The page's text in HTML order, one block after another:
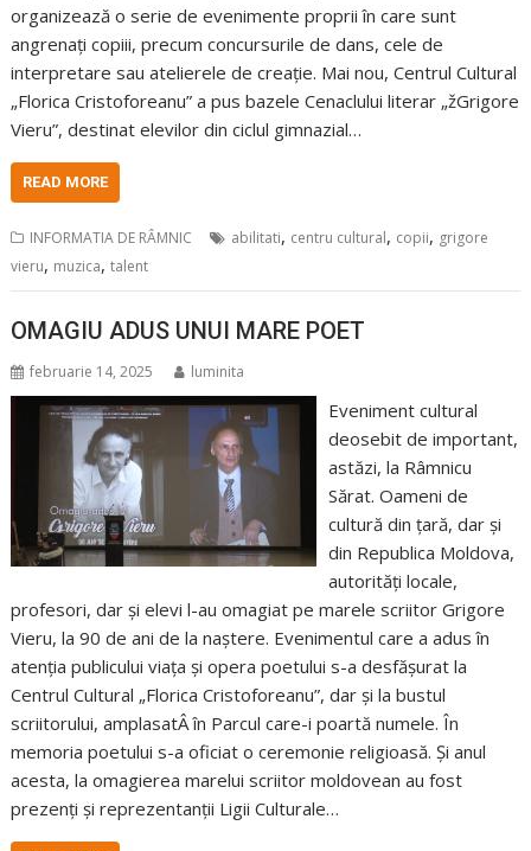
organizează o serie de evenimente proprii în care sunt
angrenați copiii, precum concursurile de dans, cele de
interpretare sau atelierele de creație. Mai nou, Centrul Cultural
„Florica Cristoforeanu” a pus bazele Cenaclului literar „žGrigore
Vieru”, destinat elevilor din ciclul gimnazial…
READ MORE
INFORMATIA DE RÂMNIC abilitati, centru cultural, copii, grigore
vieru, muzica,talent
OMAGIU ADUS UNUI MARE POET
februarie 14, 2025 luminita
Eveniment cultural
deosebit de important,
astăzi, la Râmnicu
Sărat. Oameni de
cultură din țară, dar și
din Republica Moldova,
autorități locale,
profesori, dar și elevi l-au omagiat pe marele scriitor Grigore
Vieru, la 90 de ani de la naștere. Evenimentul care a adus în
atenția publicului viața și opera poetului s-a desfășurat la
Centrul Cultural „Florica Cristoforeanu”, dar și la bustul
scriitorului, amplasatÂ în Parcul care-i poartă numele. În
memoria poetului s-a oficiat o ceremonie religioasă. Și anul
acesta, la omagierea marelui scriitor moldovean au fost
prezenți și reprezentanții Ligii Culturale…